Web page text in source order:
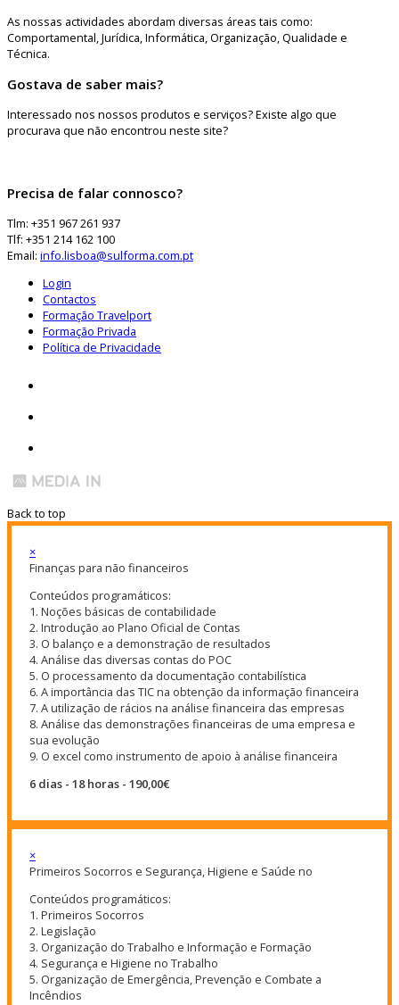
As nossas actividades abordam diversas áreas tais como:
Comportamental, Jurídica, Informática, Organização, Qualidade e
Técnica.
Gostava de saber mais?
Interessado nos nossos produtos e serviços? Existe algo que
procurava que não encontrou neste site?
Precisa de falar connosco?
Tlm: +351 967 261 937
Tlf: +351 214 162 100
Email: info.lisboa@sulforma.com.pt
Login
Contactos
Formação Travelport
Formação Privada
Política de Privacidade
Back to top
×
Finanças para não financeiros
Conteúdos programáticos:
1. Noções básicas de contabilidade
2. Introdução ao Plano Oficial de Contas
3. O balanço e a demonstração de resultados
4. Análise das diversas contas do POC
5. O processamento da documentação contabilística
6. A importância das TIC na obtenção da informação financeira
7. A utilização de rácios na análise financeira das empresas
8. Análise das demonstrações financeiras de uma empresa e
sua evolução
9. O excel como instrumento de apoio à análise financeira
6 dias - 18 horas - 190,00€
×
Primeiros Socorros e Segurança, Higiene e Saúde no
Conteúdos programáticos:
1. Primeiros Socorros
2. Legislação
3. Organização do Trabalho e Informação e Formação
4. Segurança e Higiene no Trabalho
5. Organização de Emergência, Prevenção e Combate a
Incêndios